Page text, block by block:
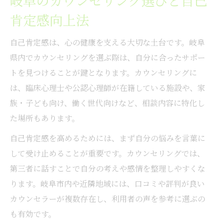
肯定感向上法
自己肯定感は、心の健康を支える大切な土台です。岐阜
県内でカウンセリングを選ぶ際は、自分に合ったサポー
トを見つけることが鍵となります。カウンセリングに
は、臨床心理士や公認心理師が在籍している施設や、家
族・子ども向け、働く世代向けなど、相談内容に特化し
た場所もあります。
自己肯定感を高めるためには、まず自分の悩みを言葉に
して受け止めることが重要です。カウンセリングでは、
第三者に話すことで自分の考えや感情を整理しやすくな
ります。岐阜市内や近隣地域には、口コミや評判が良い
カウンセラーが複数存在し、利用者の声を参考に選ぶの
も有効です。